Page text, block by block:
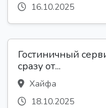
16.10.2025
Гостиничный
сразу от...
Хайфа
18.10.2025